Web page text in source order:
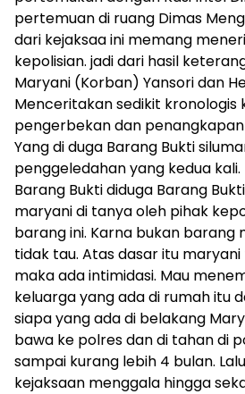
pertemuan di ruang Dimas
dari kejaksaa ini memang
kepolisian. jadi dari hasil
Maryani (Korban) Yansori dan
Menceritakan sedikit kronologis
pengerbekan dan
Yang di duga Barang Bukti
penggeledahan yang kedua
Barang Bukti diduga Barang
maryani di tanya oleh pihak
barang ini. Karna bukan barang
tidak tau. Atas dasar itu
maka ada intimidasi. Mau
keluarga yang ada di rumah itu
siapa yang ada di belakang
bawa ke polres dan di tahan di
sampai kurang lebih 4 bulan.
kejaksaan menggala hingga